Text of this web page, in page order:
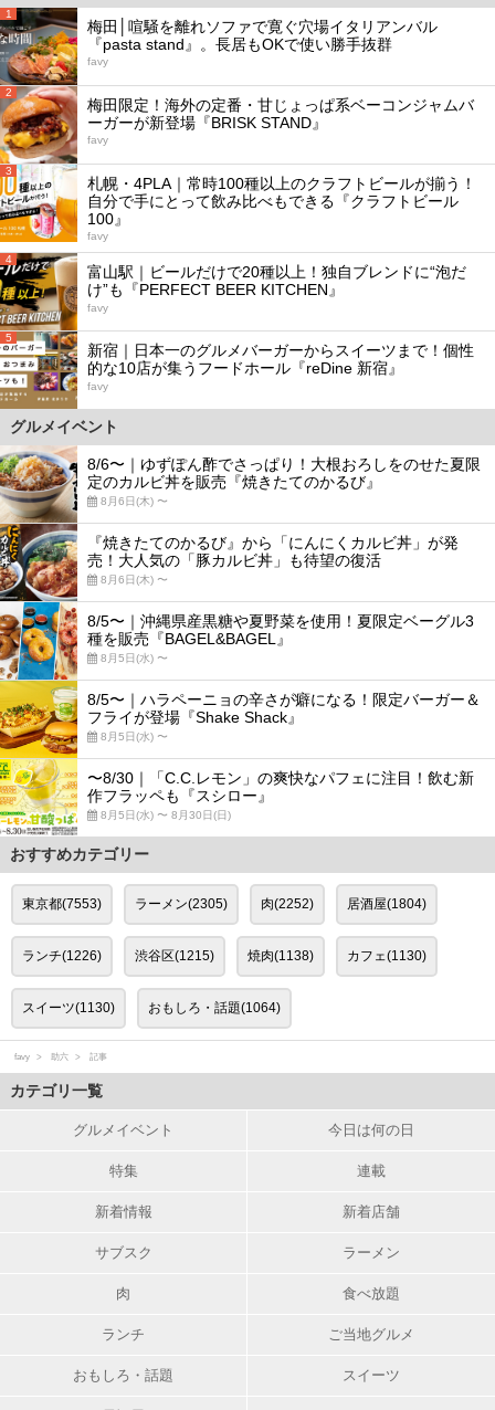
1
梅田│喧騒を離れソファで寛ぐ穴場イタリアンバル
『pasta stand』。長居もOKで使い勝手抜群
favy
2
梅田限定！海外の定番・甘じょっぱ系ベーコンジャムバ
ーガーが新登場『BRISK STAND』
favy
3
札幌・4PLA｜常時100種以上のクラフトビールが揃う！
自分で手にとって飲み比べもできる『クラフトビール
100』
favy
4
富山駅｜ビールだけで20種以上！独自ブレンドに“泡だ
け”も『PERFECT BEER KITCHEN』
favy
5
新宿｜日本一のグルメバーガーからスイーツまで！個性
的な10店が集うフードホール『reDine 新宿』
favy
グルメイベント
8/6〜｜ゆずぽん酢でさっぱり！大根おろしをのせた夏限
定のカルビ丼を販売『焼きたてのかるび』
8月6日(木) 〜
『焼きたてのかるび』から「にんにくカルビ丼」が発
売！大人気の「豚カルビ丼」も待望の復活
8月6日(木) 〜
8/5〜｜沖縄県産黒糖や夏野菜を使用！夏限定ベーグル3
種を販売『BAGEL&BAGEL』
8月5日(水) 〜
8/5〜｜ハラペーニョの辛さが癖になる！限定バーガー＆
フライが登場『Shake Shack』
8月5日(水) 〜
〜8/30｜「C.C.レモン」の爽快なパフェに注目！飲む新
作フラッペも『スシロー』
8月5日(水) 〜 8月30日(日)
おすすめカテゴリー
東京都(7553) ラーメン(2305) 肉(2252) 居酒屋(1804)
ランチ(1226) 渋谷区(1215) 焼肉(1138) カフェ(1130)
スイーツ(1130) おもしろ・話題(1064)
favy 助六 記事
カテゴリ一覧
グルメイベント 今日は何の日
特集 連載
新着情報 新着店舗
サブスク ラーメン
肉 食べ放題
ランチ ご当地グルメ
おもしろ・話題 スイーツ